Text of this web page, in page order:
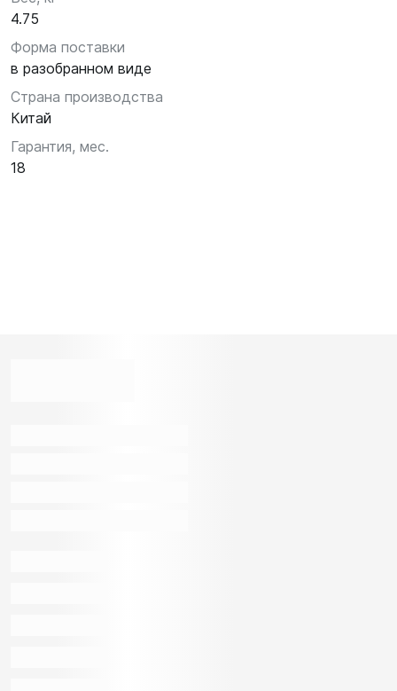
4.75
Форма поставки
в разобранном виде
Страна производства
Китай
Гарантия, мес.
18